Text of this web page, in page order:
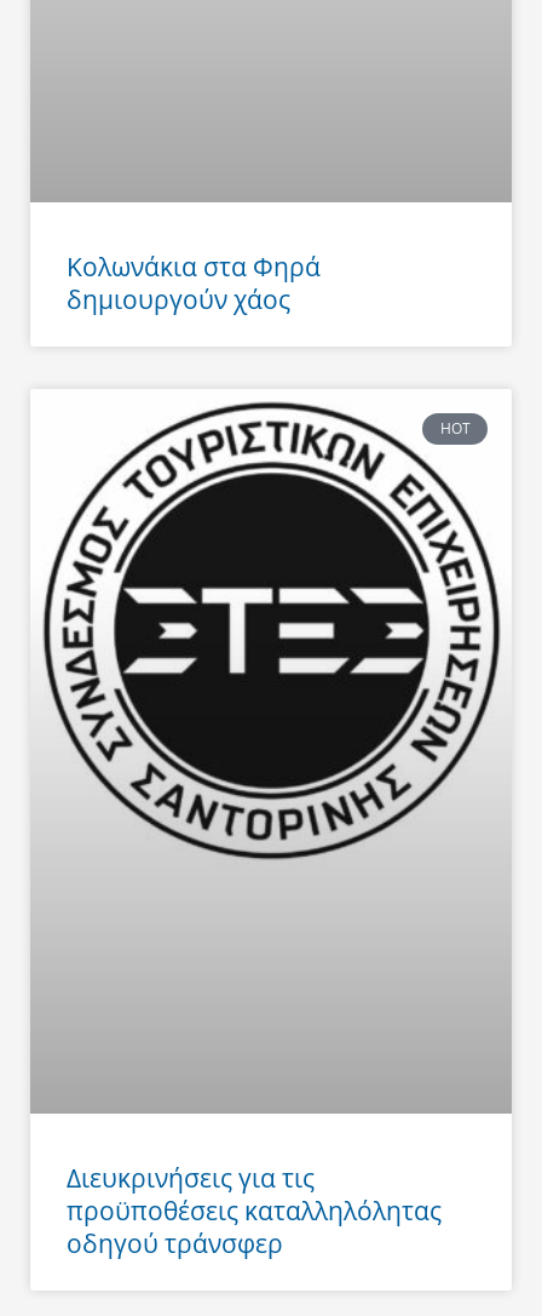
Κολωνάκια στα Φηρά
δημιουργούν χάος
HOT
Διευκρινήσεις για τις
προϋποθέσεις καταλληλόλητας
οδηγού τράνσφερ